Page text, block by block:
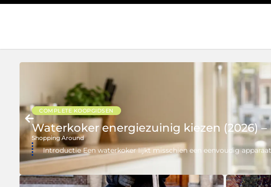
COMPLETE KOOPGIDSEN
Waterkoker energiezuinig kiezen (2026) –
Shopping Around
Introductie Een waterkoker lijkt misschien een eenvoudig